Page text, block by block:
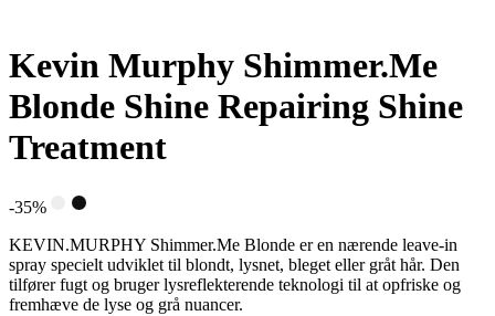
Kevin Murphy Shimmer.Me
Blonde Shine Repairing Shine
Treatment
-35%
KEVIN.MURPHY Shimmer.Me Blonde er en nærende leave-in
spray specielt udviklet til blondt, lysnet, bleget eller gråt hår. Den
tilfører fugt og bruger lysreflekterende teknologi til at opfriske og
fremhæve de lyse og grå nuancer.